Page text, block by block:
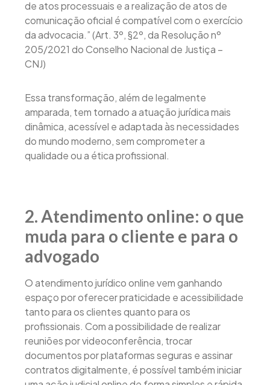
de atos processuais e a realização de atos de
comunicação oficial é compatível com o exercício
da advocacia.” (Art. 3º, §2º, da Resolução nº
205/2021 do Conselho Nacional de Justiça –
CNJ)
Essa transformação, além de legalmente
amparada, tem tornado a atuação jurídica mais
dinâmica, acessível e adaptada às necessidades
do mundo moderno, sem comprometer a
qualidade ou a ética profissional.
2. Atendimento online: o que
muda para o cliente e para o
advogado
O atendimento jurídico online vem ganhando
espaço por oferecer praticidade e acessibilidade
tanto para os clientes quanto para os
profissionais. Com a possibilidade de realizar
reuniões por videoconferência, trocar
documentos por plataformas seguras e assinar
contratos digitalmente, é possível também iniciar